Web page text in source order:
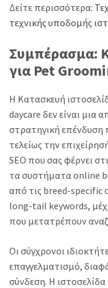
Δείτε περισσότερα:
τεχνικής υποδομής
Συμπέρασμα:
για Pet
Η Κατασκευή
daycare δεν είναι μια
στρατηγική
τελείως την
SEO που σας φέρνει
τα συστήματα online
από τις breed-specific
long-tail keywords,
που μετατρέπουν
Οι σύγχρονοι
επαγγελματισμό,
σύνδεση. Η